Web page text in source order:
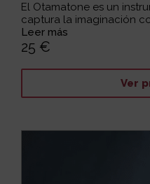
El Otamatone es un
captura la imaginación
Leer más
25 €
Ver